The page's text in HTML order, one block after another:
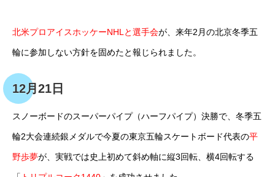
北米プロアイスホッケーNHLと選手会が、来年2月の北京冬季五
輪に参加しない方針を固めたと報じられました。
12月21日
スノーボードのスーパーパイプ（ハーフパイプ）決勝で、冬季五
輪2大会連続銀メダルで今夏の東京五輪スケートボード代表の平
野歩夢が、実戦では史上初めて斜め軸に縦3回転、横4回転する